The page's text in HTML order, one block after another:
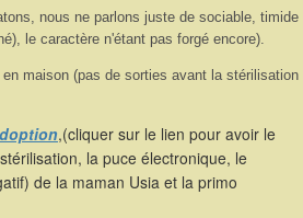
nous ne parlons juste de sociable, timide
le caractère n'étant pas forgé encore).
maison (pas de sorties avant la stérilisation
,(cliquer sur le lien pour avoir le
la puce électronique, le
de la maman Usia et la primo